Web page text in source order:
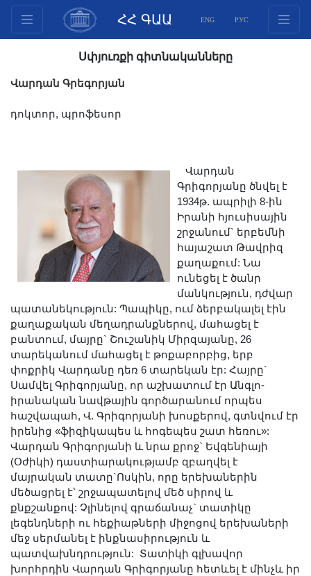
ՀՀ ԳԱԱ ENG РУС
անդամներ
Փաստաթղթեր
Հիմնադրամներ
Գիտաժողովներ
Մրցույթներ
Միջազգային
համագործակցություն
Երիտասարդական
Լուսանկարներ
Տեսադարան
Վեբ ռեսուրսներ
Այլ ակադեմիաներ
«Գիտություն» թերթ
«Գիտության աշխարհում»
հանդես
Հրապարակումներ
մամուլում
Ազդեր
Հոբելյաններ
Համալսարաններ
Նորություններ
Սփյուռքի գիտնականները
Վարդան Գրեգորյան
դոկտոր, պրոֆեսոր
Վարդան
Գրիգորյանը ծնվել է
1934թ. ապրիլի 8-ին
Իրանի հյուսիսային
շրջանում` երբեմնի
հայաշատ Թավրիզ
քաղաքում: Նա
ունեցել է ծանր
մանկություն, դժվար
պատանեկություն: Պապիկը, ում ձերբակալել էին
քաղաքական մեղադրանքներով, մահացել է
բանտում, մայրը` Շուշանիկ Միրզայանը, 26
տարեկանում մահացել է թոքաբորբից, երբ
փոքրիկ Վարդանը դեռ 6 տարեկան էր: Հայրը`
Սամվել Գրիգորյանը, որ աշխատում էր Անգլո-
իրանական նավթային գործարանում որպես
հաշվապահ, Վ. Գրիգորյանի խոսքերով, գտնվում էր
իրենից «ֆիզիկապես և հոգեպես շատ հեռու»:
Վարդան Գրիգորյանի և նրա քրոջ` Եվգենիայի
(Օժիկի) դաստիարակությամբ զբաղվել է
մայրական տատը`Ոսկին, որը երեխաներին
մեծացրել է՝ շրջապատելով մեծ սիրով և
քնքշանքով: Չլինելով գրաճանաչ` տատիկը
լեգենդների ու հեքիաթների միջոցով երեխաների
մեջ սերմանել է ինքնասիրություն և
պատվախնդրություն: Տատիկի գլխավոր
խորհրդին Վարդան Գրիգորյանը հետևել է մինչև իր